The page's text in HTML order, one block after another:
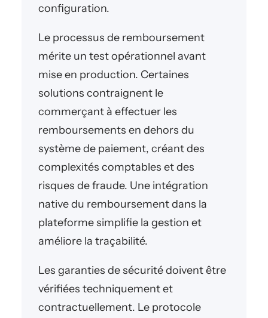
configuration.
Le processus de remboursement
mérite un test opérationnel avant
mise en production. Certaines
solutions contraignent le
commerçant à effectuer les
remboursements en dehors du
système de paiement, créant des
complexités comptables et des
risques de fraude. Une intégration
native du remboursement dans la
plateforme simplifie la gestion et
améliore la traçabilité.
Les garanties de sécurité doivent être
vérifiées techniquement et
contractuellement. Le protocole